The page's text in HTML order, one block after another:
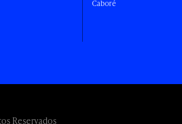
Caboré
Reservados